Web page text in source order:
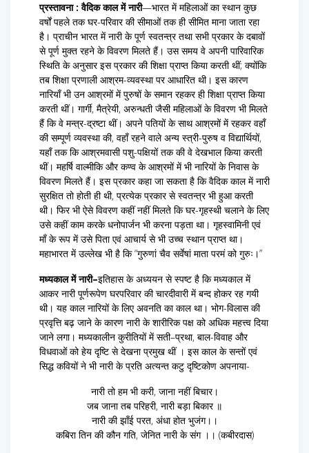
प्रस्तावना : वैदिक काल में नारी—भारत में महिलाओं का स्थान कुछ
वर्षों पहले तक घर-परिवार की सीमाओं तक ही सीमित माना जाता रहा
है। प्राचीन भारत में नारी के पूर्ण स्वतन्त्र तथा सभी प्रकार के दबावों
से पूर्ण मुक्त रहने के विवरण मिलते हैं। उस समय वे अपनी पारिवारिक
स्थिति के अनुसार इस प्रकार की शिक्षा प्राप्त किया करती थीं; क्योंकि
तब शिक्षा प्रणाली आश्रम-व्यवस्था पर आधारित थी। इस कारण
नारियाँ भी उन आश्रमों में पुरुषों के समान रहकर ही शिक्षा प्राप्त किया
करती थीं। गार्गी, मैत्रेयी, अरुन्धती जैसी महिलाओं के विवरण भी मिलते
हैं कि वे मन्त्र-द्रष्टा थीं। अपने पतियों के साथ आश्रमों में रहकर वहाँ
की सम्पूर्ण व्यवस्था की, वहाँ रहने वाले अन्य स्त्री-पुरुष व विद्यार्थियों,
यहाँ तक कि आश्रमवासी पशु-पक्षियों तक की वे देखभाल किया करती
थीं। महर्षि वाल्मीकि और कण्व के आश्रमों में भी नारियों के निवास के
विवरण मिलते हैं। इस प्रकार कहा जा सकता है कि वैदिक काल में नारी
सुरक्षित तो होती ही थी, प्रत्येक प्रकार से स्वतन्त्र भी हुआ करती
थी। फिर भी ऐसे विवरण कहीं नहीं मिलते कि घर-गृहस्थी चलाने के लिए
उसे कहीं काम करके धनोपार्जन भी करना पड़ता था। गृहस्वामिनी एवं
माँ के रूप में उसे पिता एवं आचार्य से भी उच्च स्थान प्राप्त था।
महाभारत में उल्लेख भी है कि “गुरुणां चैव सर्वेषां माता परमं को गुरुः।”
मध्यकाल में नारी–इतिहास के अध्ययन से स्पष्ट है कि मध्यकाल में
आकर नारी पूर्णरूपेण घरपरिवार की चारदीवारी में बन्द होकर रह गयी
थी। यह काल नारियों के लिए अवनति का काल था। भोग-विलास की
प्रवृत्ति बढ़ जाने के कारण नारी के शारीरिक पक्ष को अधिक महत्त्व दिया
जाने लगा। मध्यकालीन कुरीतियों में सती–प्रथा, बाल-विवाह और
विधवाओं को हेय दृष्टि से देखना प्रमुख थीं । इस काल के सन्तों एवं
सिद्ध कवियों ने भी नारी के प्रति अत्यन्त कटु दृष्टिकोण अपनाया-
नारी तो हम भी करी, जाना नहीं बिचार।
जब जाना तब परिहरी, नारी बड़ा बिकार ॥
नारी की झाँई परत, अंधा होत भुजंग।।
कबिरा तिन की कौन गति, जेनित नारी के संग ।। (कबीरदास)